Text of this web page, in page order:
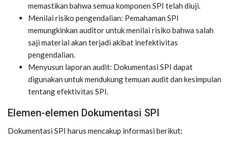
memastikan bahwa semua komponen SPI telah diuji.
Menilai risiko pengendalian: Pemahaman SPI
memungkinkan auditor untuk menilai risiko bahwa salah
saji material akan terjadi akibat inefektivitas
pengendalian.
Menyusun laporan audit: Dokumentasi SPI dapat
digunakan untuk mendukung temuan audit dan kesimpulan
tentang efektivitas SPI.
Elemen-elemen Dokumentasi SPI
Dokumentasi SPI harus mencakup informasi berikut: